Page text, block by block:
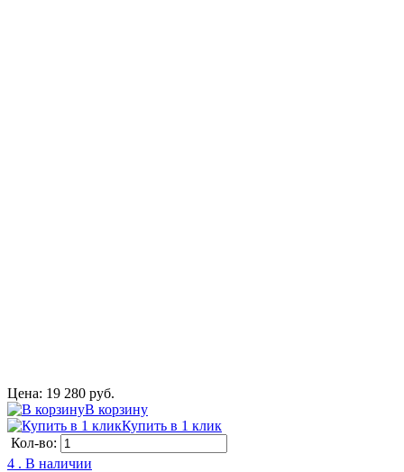
Цена: 19 280 руб.
В корзину
Купить в 1 клик
Кол-во:
4 . В наличии